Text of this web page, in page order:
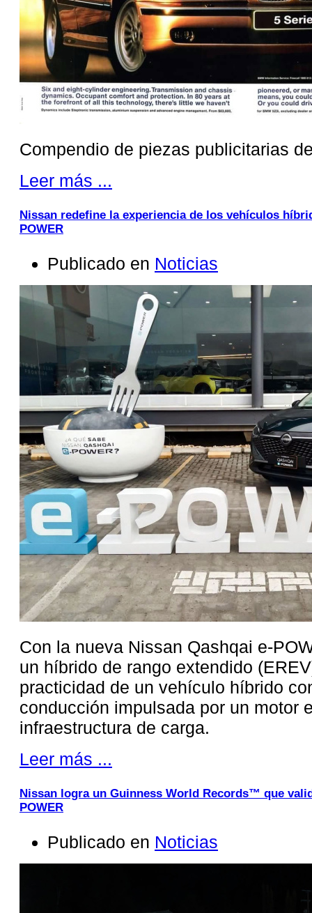
Compendio de piezas publicitarias
Leer más ...
Nissan redefine la experiencia de los vehículos
POWER
Publicado en Noticias
Con la nueva Nissan Qashqai e-
un híbrido de rango extendido
practicidad de un vehículo híbrido
conducción impulsada por un motor
infraestructura de carga.
Leer más ...
Nissan logra un Guinness World Records™ que
POWER
Publicado en Noticias